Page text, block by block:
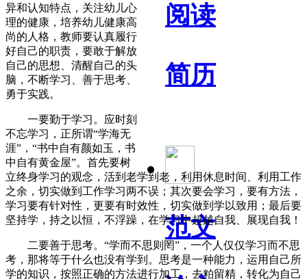
阅读
简历
范文
异和认知特点，关注幼儿心
理的健康，培养幼儿健康高
尚的人格，教师要认真履行
好自己的职责，要敢于解放
自己的思想、清醒自己的头
脑，不断学习、善于思考、
勇于实践。
一要勤于学习。应时刻
不忘学习，正所谓“学海无
涯”，“书中自有颜如玉，书
中自有黄金屋”。首先要树
立终身学习的观念，活到老学到老，利用休息时间、利用工作
之余，切实做到工作学习两不误；其次要会学习，要有方法，
学习要有针对性，更要有时效性，切实做到学以致用；最后要
坚持学，持之以恒，不浮躁，在学习中超越自我、展现自我！
二要善于思考。“学而不思则罔”，一个人仅仅学习而不思
考，那将等于什么也没有学到。思考是一种能力，运用自己所
学的知识，按照正确的方法进行加工，去粕留精，转化为自己